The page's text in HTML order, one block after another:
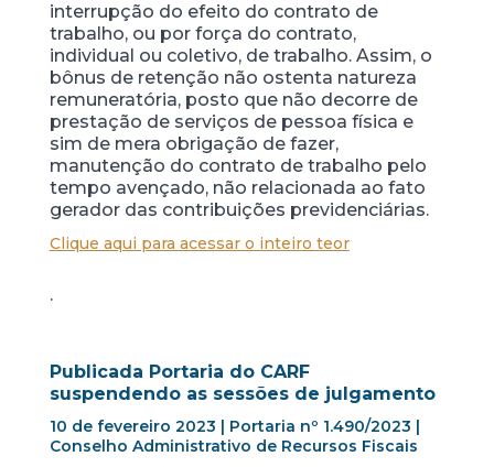
interrupção do efeito do contrato de
trabalho, ou por força do contrato,
individual ou coletivo, de trabalho. Assim, o
bônus de retenção não ostenta natureza
remuneratória, posto que não decorre de
prestação de serviços de pessoa física e
sim de mera obrigação de fazer,
manutenção do contrato de trabalho pelo
tempo avençado, não relacionada ao fato
gerador das contribuições previdenciárias.
Clique aqui para acessar o inteiro teor
.
Publicada Portaria do CARF
suspendendo as sessões de julgamento
10 de fevereiro 2023 | Portaria nº 1.490/2023 |
Conselho Administrativo de Recursos Fiscais